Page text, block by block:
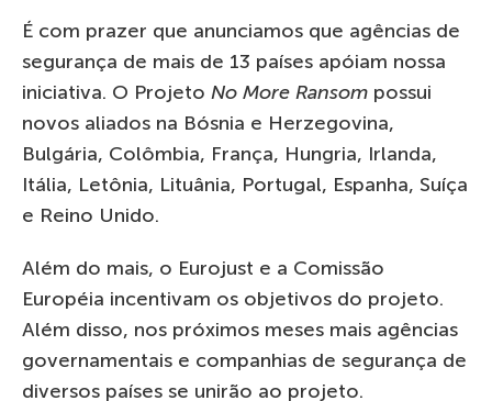
É com prazer que anunciamos que agências de
segurança de mais de 13 países apóiam nossa
iniciativa. O Projeto No More Ransom possui
novos aliados na Bósnia e Herzegovina,
Bulgária, Colômbia, França, Hungria, Irlanda,
Itália, Letônia, Lituânia, Portugal, Espanha, Suíça
e Reino Unido.
Além do mais, o Eurojust e a Comissão
Européia incentivam os objetivos do projeto.
Além disso, nos próximos meses mais agências
governamentais e companhias de segurança de
diversos países se unirão ao projeto.